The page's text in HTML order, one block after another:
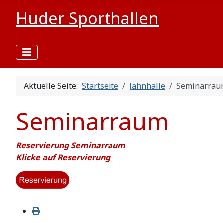
Huder Sporthallen
Aktuelle Seite: Startseite Jahnhalle
Seminarraum
Reservierung Seminarraum
Klicke auf Reservierung